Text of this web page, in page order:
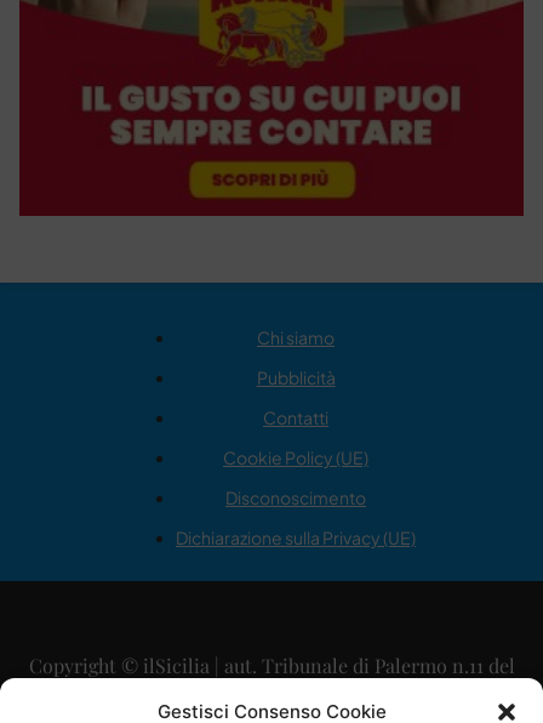
Gestisci Consenso Cookie
Chi siamo
Pubblicità
Contatti
Cookie Policy (UE)
Disconoscimento
Dichiarazione sulla Privacy (UE)
Copyright © ilSicilia | aut. Tribunale di Palermo n.11 del
29/09/2015